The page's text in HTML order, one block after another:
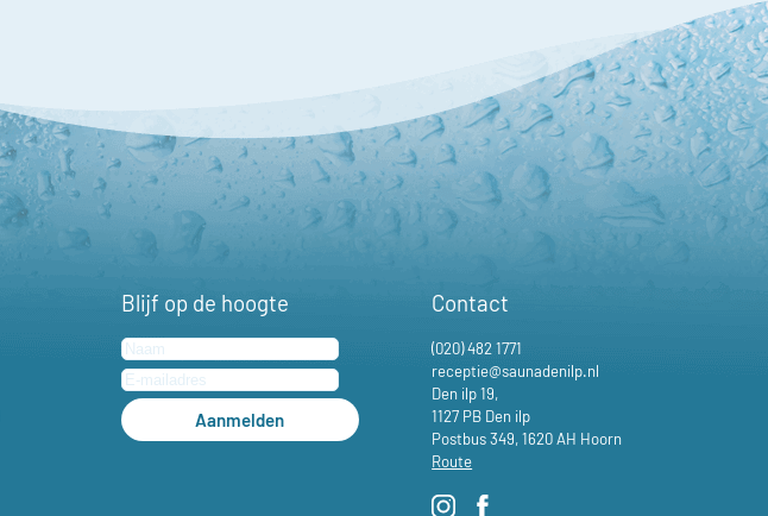
Blijf op de hoogte
Aanmelden
Contact
(020) 482 1771
receptie@saunadenilp.nl
Den ilp 19,
1127 PB Den ilp
Postbus 349, 1620 AH Hoorn
Route